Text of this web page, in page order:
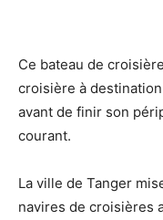
Ce bateau de
croisière à
avant de finir son
courant.
La ville de Tanger
navires de croisières